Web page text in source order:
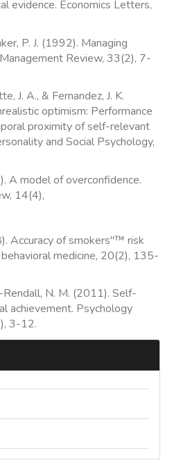
evidence. Economics Letters,
P. J. (1992). Managing
Review, 33(2), 7-
J. A., & Fernandez, J. K.
optimism: Performance
proximity of self-relevant
and Social Psychology,
A model of overconfidence.
14(4),
Accuracy of smokers"™ risk
medicine, 20(2), 135-
Rendall, N. M. (2011). Self-
achievement. Psychology
3-12.